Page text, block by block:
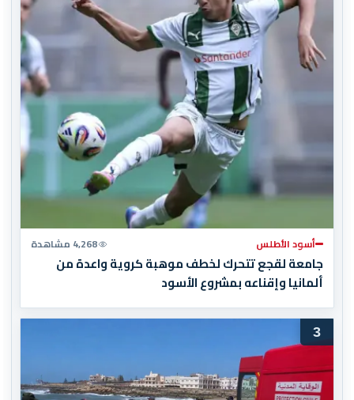
أسود الأطلس 4,268 مشاهدة
جامعة لقجع تتحرك لخطف موهبة كروية واعدة من
ألمانيا وإقناعه بمشروع الأسود
3